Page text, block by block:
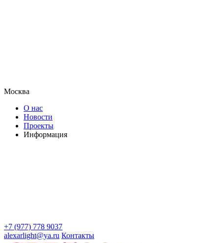
Москва
О нас
Новости
Проекты
Информация
+7 (977) 778 9037
alexarlight@ya.ru Контакты